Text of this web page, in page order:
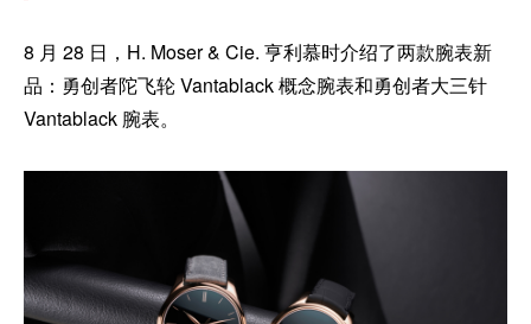
8 月 28 日，H. Moser & Cie. 亨利慕时介绍了两款腕表新
品：勇创者陀飞轮 Vantablack 概念腕表和勇创者大三针
Vantablack 腕表。